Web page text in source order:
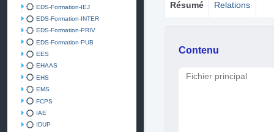
EDS-Formation-IEJ
EDS-Formation-INTER
EDS-Formation-PRIV
EDS-Formation-PUB
EES
EHAAS
EHS
EMS
FCPS
IAE
IDUP
Résumé Relations
Contenu
Fichier principal